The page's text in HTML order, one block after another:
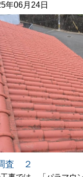
年06月24日
査 ２